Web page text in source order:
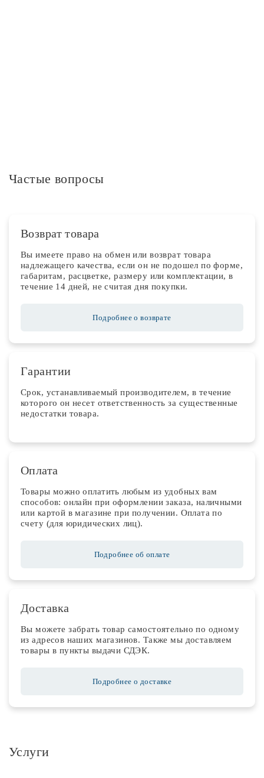
Частые вопросы
Возврат товара
Вы имеете право на обмен или возврат товара
надлежащего качества, если он не подошел по форме,
габаритам, расцветке, размеру или комплектации, в
течение 14 дней, не считая дня покупки.
Подробнее о возврате
Гарантии
Срок, устанавливаемый производителем, в течение
которого он несет ответственность за существенные
недостатки товара.
Оплата
Товары можно оплатить любым из удобных вам
способов: онлайн при оформлении заказа, наличными
или картой в магазине при получении. Оплата по
счету (для юридических лиц).
Подробнее об оплате
Доставка
Вы можете забрать товар самостоятельно по одному
из адресов наших магазинов. Также мы доставляем
товары в пункты выдачи СДЭК.
Подробнее о доставке
Услуги